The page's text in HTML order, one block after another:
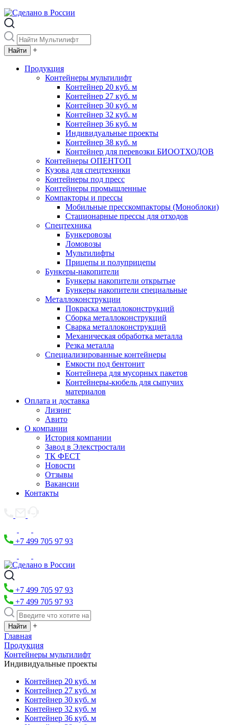
+
Продукция
Контейнеры мультилифт
Контейнер 20 куб. м
Контейнер 27 куб. м
Контейнер 30 куб. м
Контейнер 32 куб. м
Контейнер 36 куб. м
Индивидуальные проекты
Контейнер 38 куб. м
Контейнер для перевозки БИООТХОДОВ
Контейнеры ОПЕНТОП
Кузова для спецтехники
Контейнеры под пресс
Контейнеры промышленные
Компакторы и прессы
Мобильные пресскомпакторы (Моноблоки)
Стационарные прессы для отходов
Спецтехника
Бункеровозы
Ломовозы
Мультилифты
Прицепы и полуприцепы
Бункеры-накопители
Бункеры накопители открытые
Бункеры накопители специальные
Металлоконструкции
Покраска металлоконструкций
Сборка металлоконструкций
Сварка металлоконструкций
Механическая обработка металла
Резка металла
Специализированные контейнеры
Емкости под бентонит
Контейнера для мусорных пакетов
Контейнеры-кюбель для сыпучих
материалов
Оплата и доставка
Лизинг
Авито
О компании
История компании
Завод в Элекстростали
ТК ФЕСТ
Новости
Отзывы
Вакансии
Контакты
+7 499 705 97 93
+7 499 705 97 93
+7 499 705 97 93
+
Главная
Продукция
Контейнеры мультилифт
Индивидуальные проекты
Контейнер 20 куб. м
Контейнер 27 куб. м
Контейнер 30 куб. м
Контейнер 32 куб. м
Контейнер 36 куб. м